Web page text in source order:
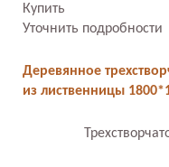
Купить
Уточнить подробности
Деревянное
из лиственницы